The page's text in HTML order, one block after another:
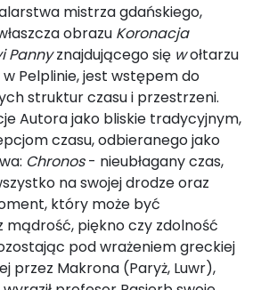
mistrza gdańskiego,
obrazu Koronacja
Pannyznajdującego się wołtarzu
Pelplinie, jest wstępem do
struktur czasu i przestrzeni.
Autora jako bliskie tradycyjnym,
czasu, odbieranego jako
Chronos- nieubłagany czas,
na swojej drodze oraz
który może być
piękno czy zdolność
pod wrażeniem greckiej
przez Makrona (Paryż, Luwr),